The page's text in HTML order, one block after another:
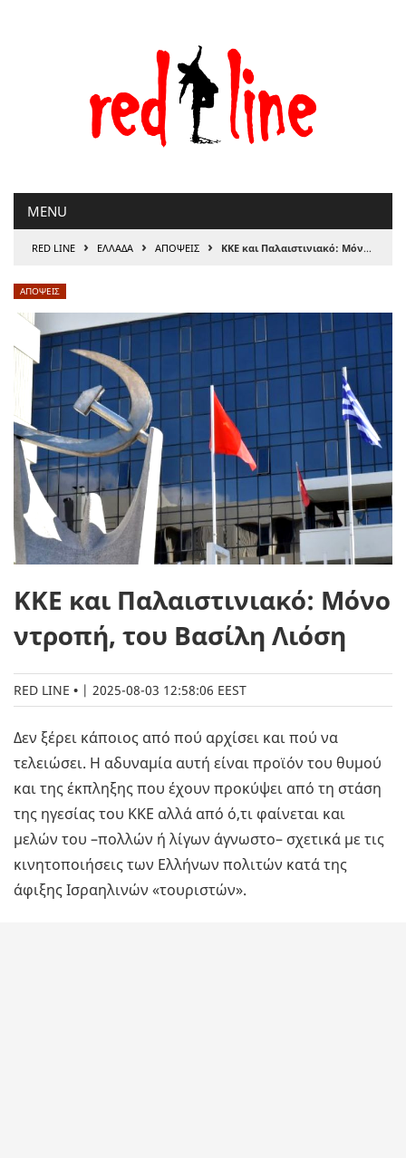
MENU
RED LINE › ΕΛΛΑΔΑ › ΑΠΟΨΕΙΣ › ΚΚΕ και Παλαιστινιακό: Μόνο ντροπή, του Βασίλη Λιόση
ΑΠΟΨΕΙΣ
ΚΚΕ και Παλαιστινιακό: Μόνο
ντροπή, του Βασίλη Λιόση
RED LINE | 2025-08-03 12:58:06 EEST
Δεν ξέρει κάποιος από πού αρχίσει και πού να
τελειώσει. Η αδυναμία αυτή είναι προϊόν του θυμού
και της έκπληξης που έχουν προκύψει από τη στάση
της ηγεσίας του ΚΚΕ αλλά από ό,τι φαίνεται και
μελών του –πολλών ή λίγων άγνωστο– σχετικά με τις
κινητοποιήσεις των Ελλήνων πολιτών κατά της
άφιξης Ισραηλινών «τουριστών».